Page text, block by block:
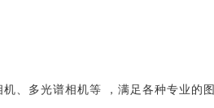
、多光谱相机等 ，满足各种专业的